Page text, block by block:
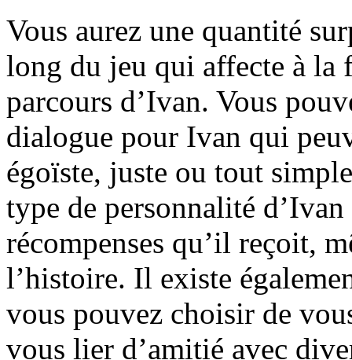
Vous aurez une quantité
long du jeu qui affecte à
parcours d’Ivan. Vous
dialogue pour Ivan qui
égoïste, juste ou tout
type de personnalité
récompenses qu’il reçoit,
l’histoire. Il existe
vous pouvez choisir de
vous lier d’amitié avec